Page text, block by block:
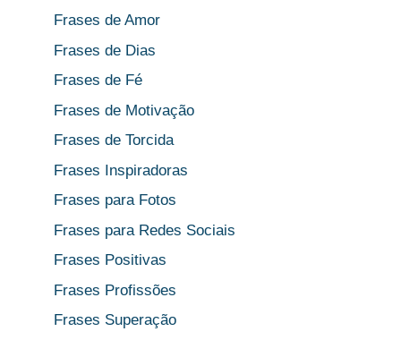
Frases de Amor
Frases de Dias
Frases de Fé
Frases de Motivação
Frases de Torcida
Frases Inspiradoras
Frases para Fotos
Frases para Redes Sociais
Frases Positivas
Frases Profissões
Frases Superação